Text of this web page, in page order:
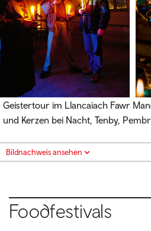
Geistertour im Llancaiach Fawr
und Kerzen bei Nacht, Tenby,
Bildnachweis ansehen
Foodfestivals